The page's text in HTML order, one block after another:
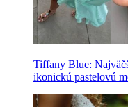
Tiffany Blue:
ikonickú pastelovú